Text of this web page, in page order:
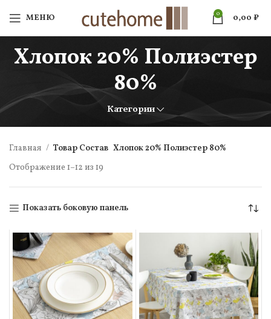
МЕНЮ 0 0,00 ₽
Хлопок 20% Полиэстер
80%
Категории
Главная Товар Состав Хлопок 20% Полиэстер 80%
Отображение 1–12 из 19
Показать боковую панель